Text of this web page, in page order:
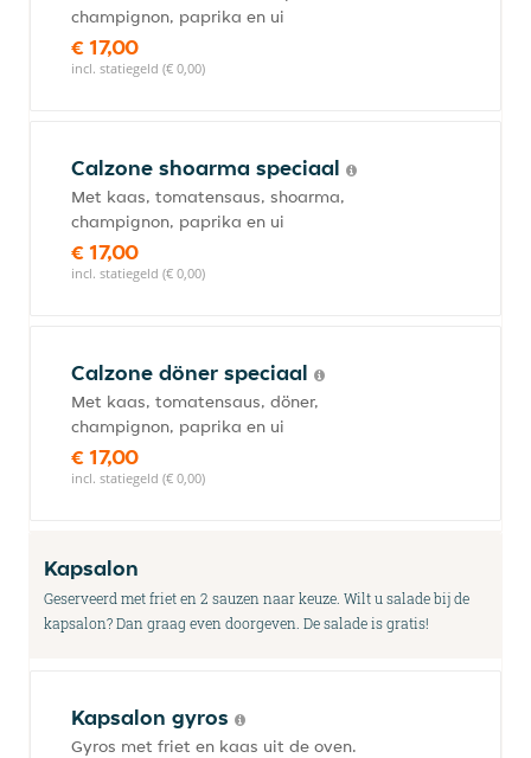
champignon, paprika en ui
€ 17,00
incl. statiegeld (€ 0,00)
Calzone shoarma speciaal
Met kaas, tomatensaus, shoarma,
champignon, paprika en ui
€ 17,00
incl. statiegeld (€ 0,00)
Calzone döner speciaal
Met kaas, tomatensaus, döner,
champignon, paprika en ui
€ 17,00
incl. statiegeld (€ 0,00)
Kapsalon
Geserveerd met friet en 2 sauzen naar keuze. Wilt u salade bij de
kapsalon? Dan graag even doorgeven. De salade is gratis!
Kapsalon gyros
Gyros met friet en kaas uit de oven.